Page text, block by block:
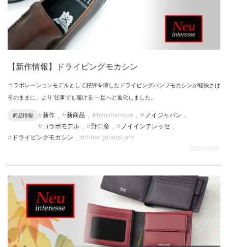
【新作情報】ドライビングモカシン
コラボレーションモデルとして好評を博したドライビングバンプモカシンが軽快さは
そのままに、より“仕事でも履ける”一足へと進化しました。
商品情報 新作 , 新商品 , neuinteresse , ノイジャパン ,
コラボモデル , 野口彦 , ノイインテレッセ ,
ドライビングモカシン ,
three generations
2025/09/11